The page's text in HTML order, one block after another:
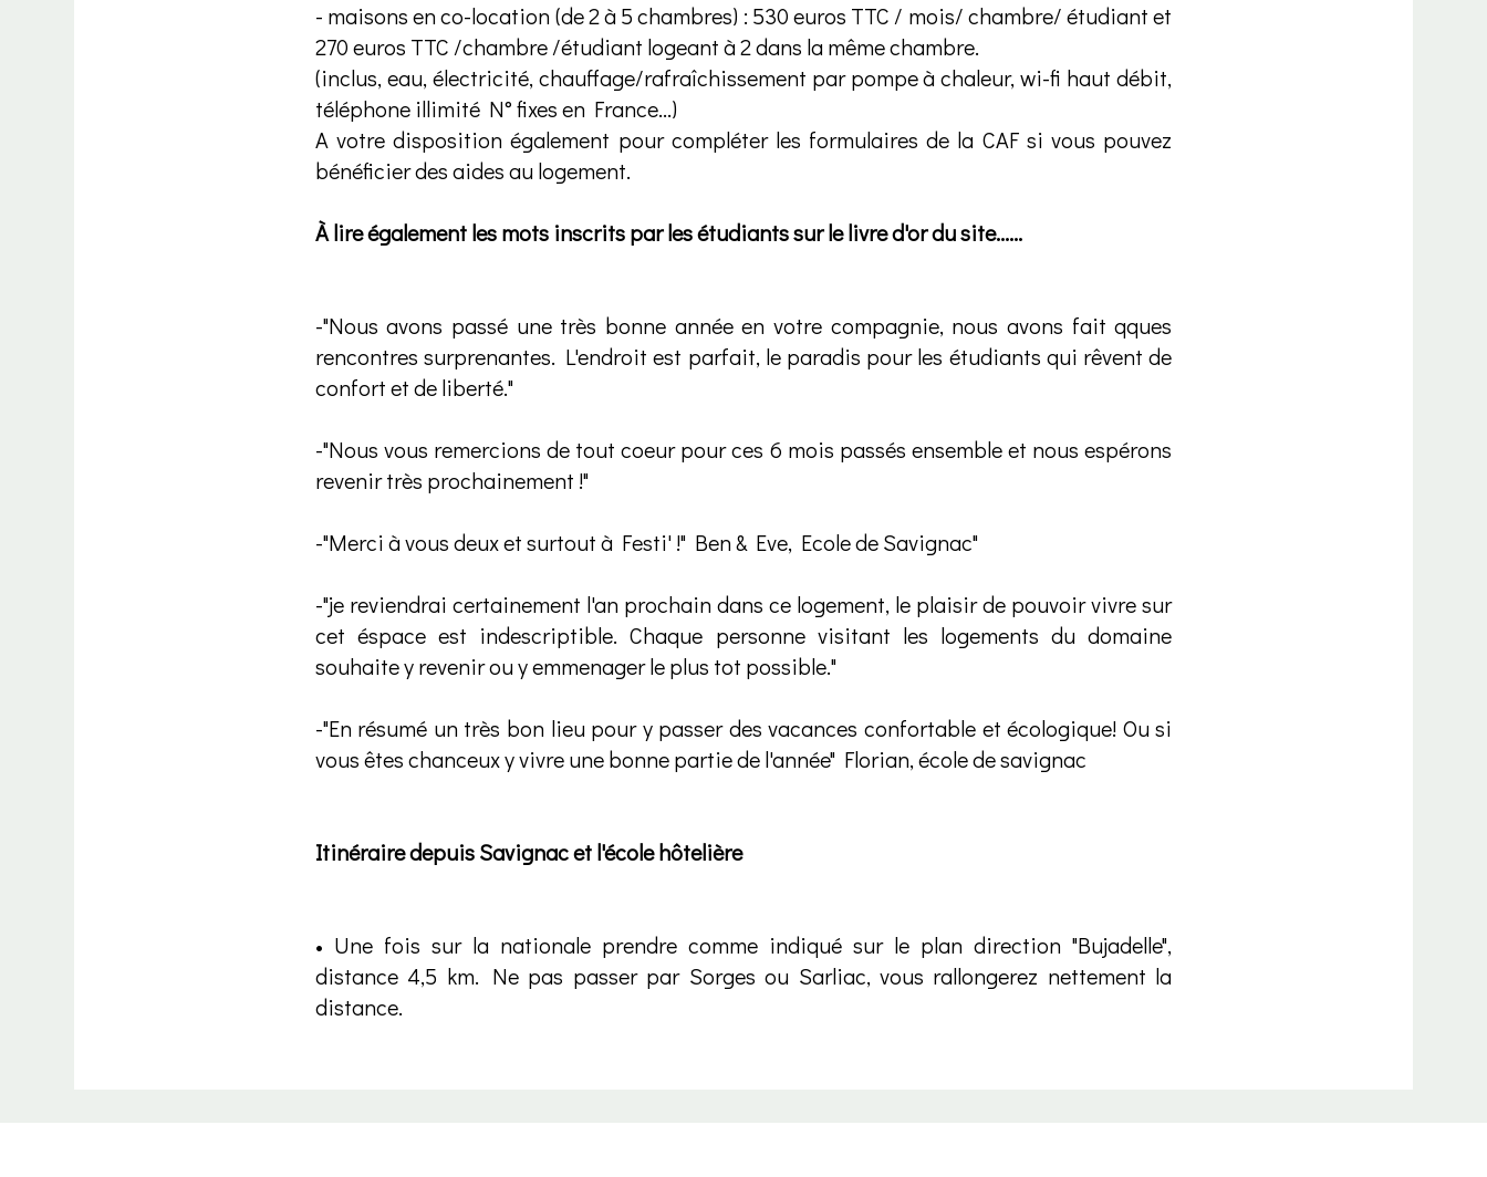
- maisons en co-location (de 2 à 5 chambres) : 530 euros TTC / mois/ chambre/ étudiant et
270 euros TTC /chambre /étudiant logeant à 2 dans la même chambre.
(inclus, eau, électricité, chauffage/rafraîchissement par pompe à chaleur, wi-fi haut débit,
téléphone illimité N° fixes en France...)
A votre disposition également pour compléter les formulaires de la CAF si vous pouvez
bénéficier des aides au logement.
À lire également les mots inscrits par les étudiants sur le livre d'or du site......
-"Nous avons passé une très bonne année en votre compagnie, nous avons fait qques
rencontres surprenantes. L'endroit est parfait, le paradis pour les étudiants qui rêvent de
confort et de liberté."
-"Nous vous remercions de tout coeur pour ces 6 mois passés ensemble et nous espérons
revenir très prochainement !"
-"Merci à vous deux et surtout à Festi' !" Ben & Eve, Ecole de Savignac"
-"je reviendrai certainement l'an prochain dans ce logement, le plaisir de pouvoir vivre sur
cet éspace est indescriptible. Chaque personne visitant les logements du domaine
souhaite y revenir ou y emmenager le plus tot possible."
-"En résumé un très bon lieu pour y passer des vacances confortable et écologique! Ou si
vous êtes chanceux y vivre une bonne partie de l'année" Florian, école de savignac
Itinéraire depuis Savignac et l'école hôtelière
• Une fois sur la nationale prendre comme indiqué sur le plan direction "Bujadelle",
distance 4,5 km. Ne pas passer par Sorges ou Sarliac, vous rallongerez nettement la
distance.